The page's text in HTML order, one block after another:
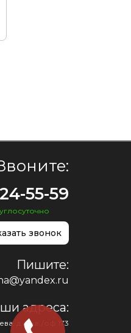
55-59
звонок
Пишите:
адреса:
д. 1, кв./оф.173